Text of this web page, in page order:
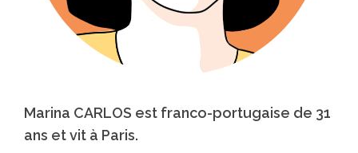
Marina CARLOS est franco-portugaise de 31
ans et vit à Paris.